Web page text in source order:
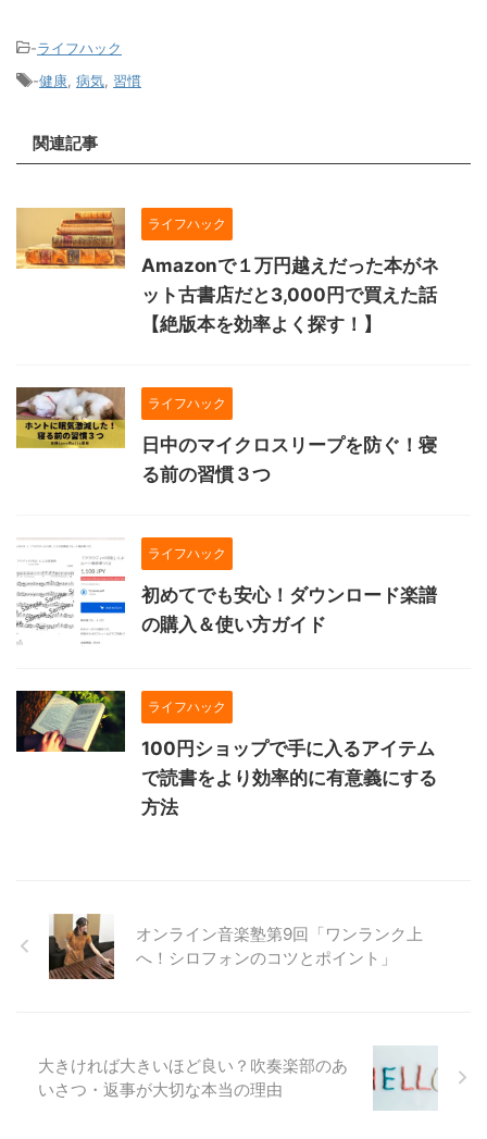
-ライフハック
-健康 病気 習慣
関連記事
ライフハック
Amazonで１万円越えだった本がネ
ット古書店だと3,000円で買えた話
【絶版本を効率よく探す！】
ライフハック
日中のマイクロスリープを防ぐ！寝
る前の習慣３つ
ライフハック
初めてでも安心！ダウンロード楽譜
の購入＆使い方ガイド
ライフハック
100円ショップで手に入るアイテム
で読書をより効率的に有意義にする
方法
オンライン音楽塾第9回「ワンランク上
へ！シロフォンのコツとポイント」
大きければ大きいほど良い？吹奏楽部のあ
いさつ・返事が大切な本当の理由